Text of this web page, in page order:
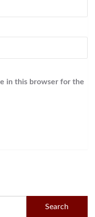
in this browser for the
Search